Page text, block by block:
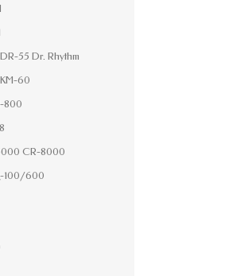
55 Dr. Rhythm
60
800
CR-8000
100/600